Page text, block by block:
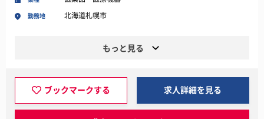
勤務地 北海道札幌市
もっと見る
ブックマークする 求人詳細を見る